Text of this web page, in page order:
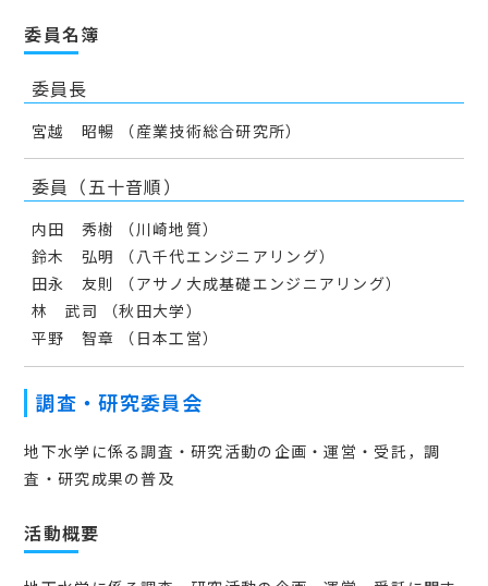
委員名簿
委員長
宮越 昭暢 （産業技術総合研究所）
委員（五十音順）
内田 秀樹 （川崎地質）
鈴木 弘明 （八千代エンジニアリング）
田永 友則 （アサノ大成基礎エンジニアリング）
林 武司 （秋田大学）
平野 智章 （日本工営）
調査・研究委員会
地下水学に係る調査・研究活動の企画・運営・受託，調
査・研究成果の普及
活動概要